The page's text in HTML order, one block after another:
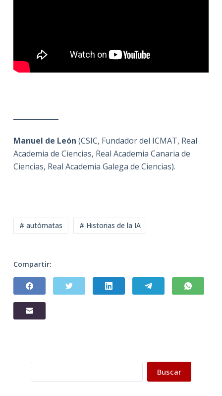
Manuel de León (CSIC, Fundador del ICMAT, Real
Academia de Ciencias, Real Academia Canaria de
Ciencias, Real Academia Galega de Ciencias).
# autómatas # Historias de la IA
Compartir:
Buscar